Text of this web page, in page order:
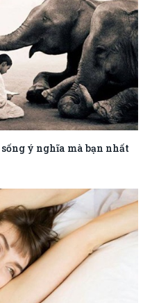
ý nghĩa mà bạn nhất